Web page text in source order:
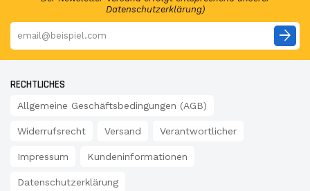
Datenschutzerklärung)
arrow_forward
RECHTLICHES
Allgemeine Geschäftsbedingungen (AGB)
Widerrufsrecht Versand Verantwortlicher
Impressum Kundeninformationen
Datenschutzerklärung